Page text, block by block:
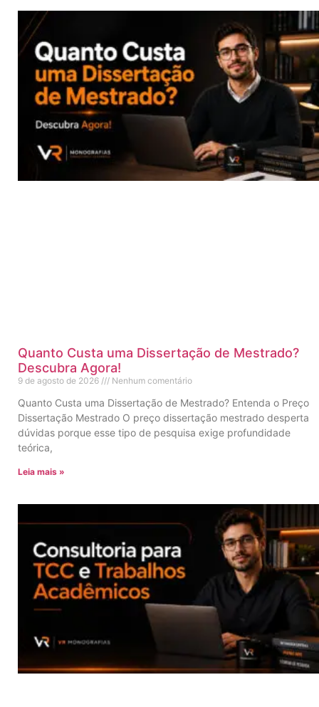
Quanto Custa uma Dissertação de Mestrado?
Descubra Agora!
9 de agosto de 2026 Nenhum comentário
Quanto Custa uma Dissertação de Mestrado? Entenda o Preço
Dissertação Mestrado O preço dissertação mestrado desperta
dúvidas porque esse tipo de pesquisa exige profundidade
teórica,
Leia mais »